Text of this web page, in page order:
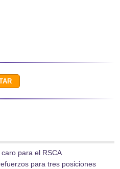
para el RSCA
para tres posiciones